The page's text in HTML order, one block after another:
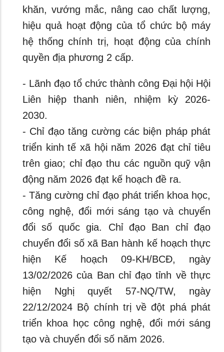
khăn, vướng mắc, nâng cao chất lượng,
hiệu quả hoạt động của tổ chức bộ máy
hệ thống chính trị, hoạt động của chính
quyền địa phương 2 cấp.
- Lãnh đạo tổ chức thành công Đại hội Hội
Liên hiệp thanh niên, nhiệm kỳ 2026-
2030.
- Chỉ đạo tăng cường các biện pháp phát
triển kinh tế xã hội năm 2026 đạt chỉ tiêu
trên giao; chỉ đạo thu các nguồn quỹ vận
động năm 2026 đạt kế hoạch đề ra.
- Tăng cường chỉ đạo phát triển khoa học,
công nghệ, đổi mới sáng tạo và chuyển
đổi số quốc gia. Chỉ đạo Ban chỉ đạo
chuyển đổi số xã Ban hành kế hoạch thực
hiện Kế hoạch 09-KH/BCĐ, ngày
13/02/2026 của Ban chỉ đạo tỉnh về thực
hiện Nghị quyết 57-NQ/TW, ngày
22/12/2024 Bộ chính trị về đột phá phát
triển khoa học công nghệ, đổi mới sáng
tạo và chuyển đổi số năm 2026.